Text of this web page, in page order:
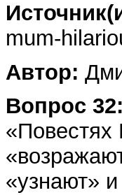
mum-
Автор:
Вопрос 32:
«Повестях
«узнают»